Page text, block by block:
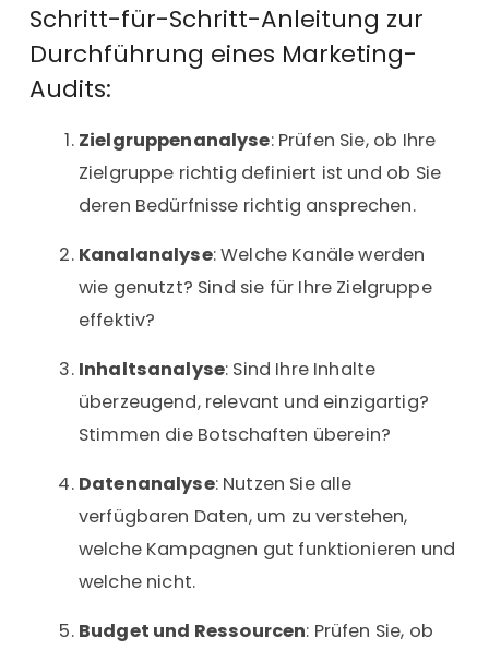
Schritt-für-Schritt-Anleitung zur
Durchführung eines Marketing-
Audits:
Zielgruppenanalyse: Prüfen Sie, ob Ihre
Zielgruppe richtig definiert ist und ob Sie
deren Bedürfnisse richtig ansprechen.
Kanalanalyse: Welche Kanäle werden
wie genutzt? Sind sie für Ihre Zielgruppe
effektiv?
Inhaltsanalyse: Sind Ihre Inhalte
überzeugend, relevant und einzigartig?
Stimmen die Botschaften überein?
Datenanalyse: Nutzen Sie alle
verfügbaren Daten, um zu verstehen,
welche Kampagnen gut funktionieren und
welche nicht.
Budget und Ressourcen: Prüfen Sie, ob